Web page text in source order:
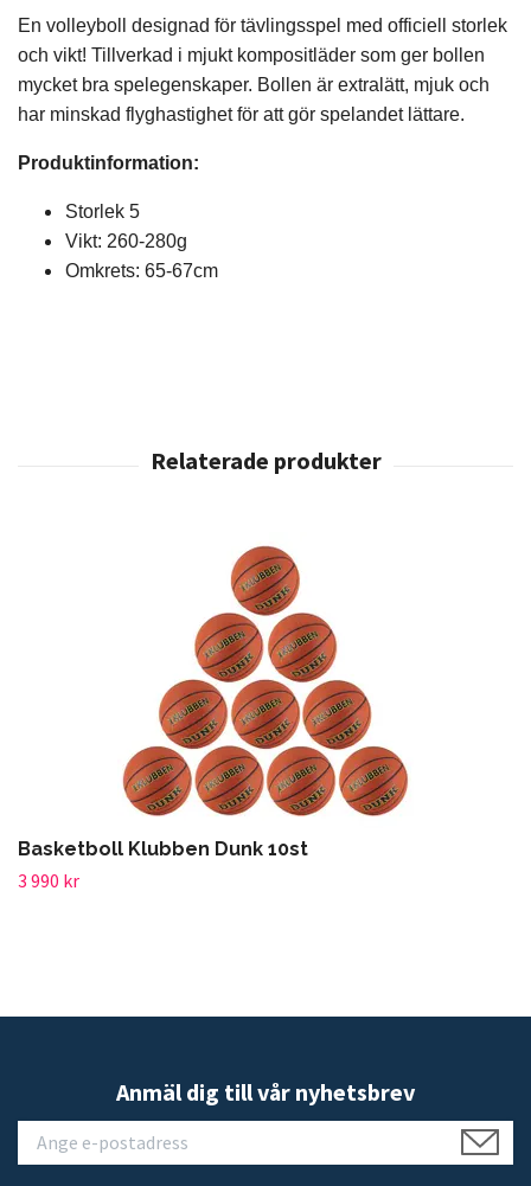
En volleyboll designad för tävlingsspel med officiell storlek
och vikt! Tillverkad i mjukt kompositläder som ger bollen
mycket bra spelegenskaper. Bollen är extralätt, mjuk och
har minskad flyghastighet för att gör spelandet lättare.
Produktinformation:
Storlek 5
Vikt: 260-280g
Omkrets: 65-67cm
Basketboll Klubben Dunk 10st
3 990 kr
Anmäl dig till vår nyhetsbrev